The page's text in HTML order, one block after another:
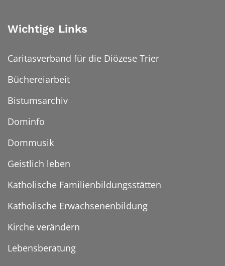
Wichtige Links
Caritasverband für die Diözese Trier
Büchereiarbeit
Bistumsarchiv
Dominfo
Dommusik
Geistlich leben
Katholische Familienbildungsstätten
Katholische Erwachsenenbildung
Kirche verändern
Lebensberatung